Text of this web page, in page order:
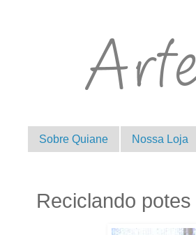
Sobre Quiane Nossa Loja
Reciclando